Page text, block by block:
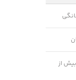
از